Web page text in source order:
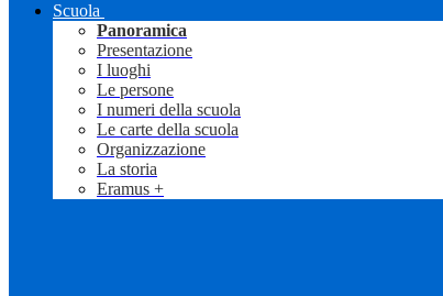
Scuola
Panoramica
Presentazione
I luoghi
Le persone
I numeri della scuola
Le carte della scuola
Organizzazione
La storia
Eramus +